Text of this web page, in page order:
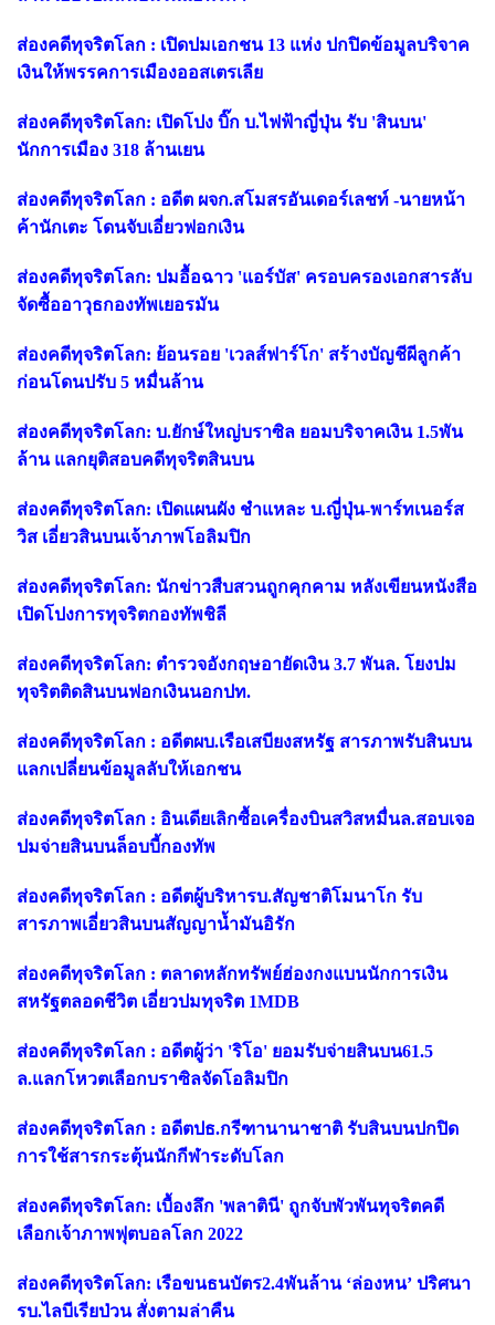
ส่องคดีทุจริตโลก : เปิดปมเอกชน 13 แห่ง ปกปิดข้อมูลบริจาค
เงินให้พรรคการเมืองออสเตรเลีย
ส่องคดีทุจริตโลก: เปิดโปง บิ๊ก บ.ไฟฟ้าญี่ปุ่น รับ 'สินบน'
นักการเมือง 318 ล้านเยน
ส่องคดีทุจริตโลก : อดีต ผจก.สโมสรอันเดอร์เลชท์ -นายหน้า
ค้านักเตะ โดนจับเอี่ยวฟอกเงิน
ส่องคดีทุจริตโลก: ปมอื้อฉาว 'แอร์บัส' ครอบครองเอกสารลับ
จัดซื้ออาวุธกองทัพเยอรมัน
ส่องคดีทุจริตโลก: ย้อนรอย 'เวลส์ฟาร์โก' สร้างบัญชีผีลูกค้า
ก่อนโดนปรับ 5 หมื่นล้าน
ส่องคดีทุจริตโลก: บ.ยักษ์ใหญ่บราซิล ยอมบริจาคเงิน 1.5พัน
ล้าน แลกยุติสอบคดีทุจริตสินบน
ส่องคดีทุจริตโลก: เปิดแผนผัง ชำแหละ บ.ญี่ปุ่น-พาร์ทเนอร์ส
วิส เอี่ยวสินบนเจ้าภาพโอลิมปิก
ส่องคดีทุจริตโลก: นักข่าวสืบสวนถูกคุกคาม หลังเขียนหนังสือ
เปิดโปงการทุจริตกองทัพชิลี
ส่องคดีทุจริตโลก: ตำรวจอังกฤษอายัดเงิน 3.7 พันล. โยงปม
ทุจริตติดสินบนฟอกเงินนอกปท.
ส่องคดีทุจริตโลก : อดีตผบ.เรือเสบียงสหรัฐ สารภาพรับสินบน
แลกเปลี่ยนข้อมูลลับให้เอกชน
ส่องคดีทุจริตโลก : อินเดียเลิกซื้อเครื่องบินสวิสหมื่นล.สอบเจอ
ปมจ่ายสินบนล็อบบี้กองทัพ
ส่องคดีทุจริตโลก : อดีตผู้บริหารบ.สัญชาติโมนาโก รับ
สารภาพเอี่ยวสินบนสัญญาน้ำมันอิรัก
ส่องคดีทุจริตโลก : ตลาดหลักทรัพย์ฮ่องกงแบนนักการเงิน
สหรัฐตลอดชีวิต เอี่ยวปมทุจริต 1MDB
ส่องคดีทุจริตโลก : อดีตผู้ว่า 'ริโอ' ยอมรับจ่ายสินบน61.5
ล.แลกโหวตเลือกบราซิลจัดโอลิมปิก
ส่องคดีทุจริตโลก : อดีตปธ.กรีฑานานาชาติ รับสินบนปกปิด
การใช้สารกระตุ้นนักกีฬาระดับโลก
ส่องคดีทุจริตโลก: เบื้องลึก 'พลาตินี' ถูกจับพัวพันทุจริตคดี
เลือกเจ้าภาพฟุตบอลโลก 2022
ส่องคดีทุจริตโลก: เรือขนธนบัตร2.4พันล้าน ‘ล่องหน’ ปริศนา
รบ.ไลบีเรียป่วน สั่งตามล่าคืน